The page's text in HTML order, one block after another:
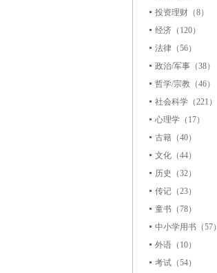
投资理财 （8）
经济 （120）
法律 （56）
政治/军事 （38）
哲学/宗教 （46）
社会科学 （221）
心理学 （17）
古籍 （40）
文化 （44）
历史
（32）
传记 （23）
童书 （78）
中小学用书 （57）
外语 （10）
考试 （54）